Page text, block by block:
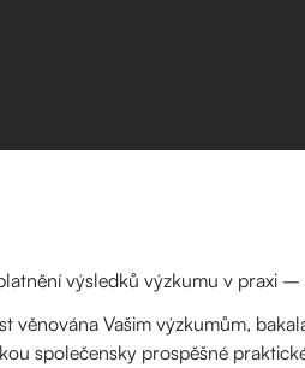
výsledků výzkumu v praxi
Vašim výzkumům,
společensky prospěšné